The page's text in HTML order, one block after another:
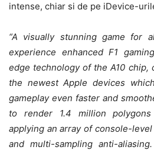
intense, chiar si de pe iDevice-
“A visually stunning game for
experience enhanced F1
edge technology of the A10 chip,
the newest Apple devices
gameplay even faster and
to render 1.4 million
applying an array of console-
and multi-sampling anti-